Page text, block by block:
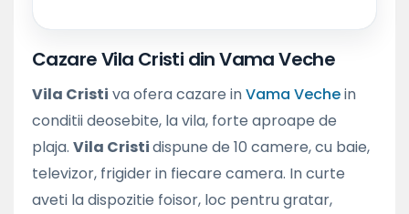
Cazare Vila Cristi din Vama Veche
Vila Cristi va ofera cazare inVama Vechein
conditii deosebite, la vila, forte aproape de
plaja. Vila Cristidispune de 10 camere, cu baie,
televizor, frigider in fiecare camera. In curte
aveti la dispozitie foisor, loc pentru gratar,